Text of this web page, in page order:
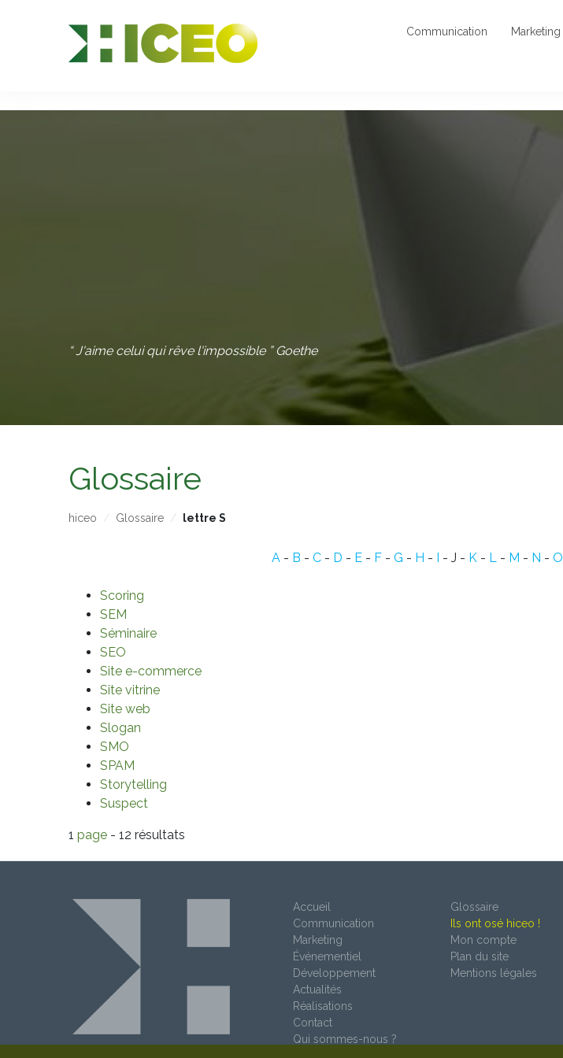
Communication Marketing
“ J'aime celui qui rêve l'impossible ” Goethe
Glossaire
hiceo Glossaire lettre S
A- B - C- D - E- F- G - H - I - J - K- L- M - N - O
Scoring
SEM
Séminaire
SEO
Site e-commerce
Site vitrine
Site web
Slogan
SMO
SPAM
Storytelling
Suspect
1 page - 12 résultats
Accueil
Communication
Marketing
Événementiel
Développement
Actualités
Réalisations
Contact
Qui sommes-nous ?
Glossaire
Ils ont osé hiceo !
Mon compte
Plan du site
Mentions légales